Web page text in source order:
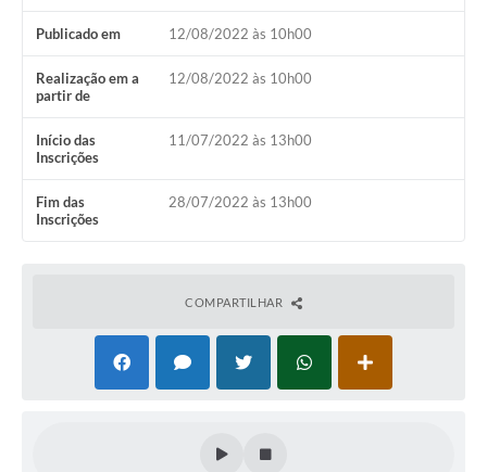
Casa dos Conselhos
Telefones Úteis
Publicações do Departamento de Educação
Fundo Municipal dos Direitos da Criança e do Adolescente
Câmara Municipal
Precatórios
Ouvidoria Saúde
Publicado em 12/08/2022 às 10h00
Realização em a
partir de
12/08/2022 às 10h00
Início das
Inscrições
11/07/2022 às 13h00
Fim das
Inscrições
28/07/2022 às 13h00
COMPARTILHAR